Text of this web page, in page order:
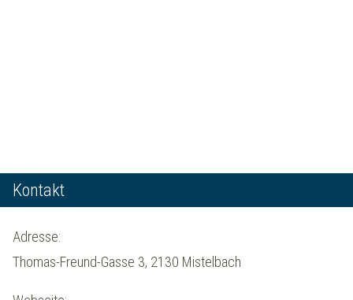
Kontakt
Adresse:
Thomas-Freund-Gasse 3, 2130 Mistelbach